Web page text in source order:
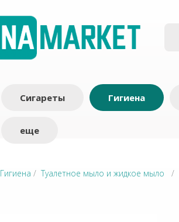
Сигареты Гигиена
еще
Гигиена / Туалетное мыло и жидкое мыло /